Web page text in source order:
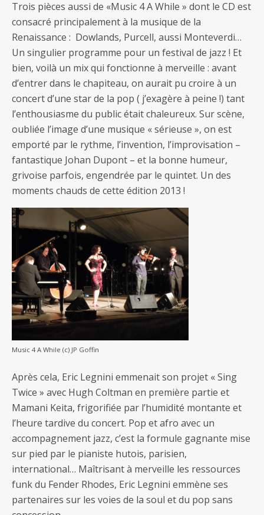
Trois pièces aussi de «Music 4 A While » dont le CD est
consacré principalement à la musique de la
Renaissance : Dowlands, Purcell, aussi Monteverdi…
Un singulier programme pour un festival de jazz ! Et
bien, voilà un mix qui fonctionne à merveille : avant
d’entrer dans le chapiteau, on aurait pu croire à un
concert d’une star de la pop ( j’exagère à peine !) tant
l’enthousiasme du public était chaleureux. Sur scène,
oubliée l’image d’une musique « sérieuse », on est
emporté par le rythme, l’invention, l’improvisation –
fantastique Johan Dupont – et la bonne humeur,
grivoise parfois, engendrée par le quintet. Un des
moments chauds de cette édition 2013 !
Music 4 A While (c) JP Goffin
Après cela, Eric Legnini emmenait son projet « Sing
Twice » avec Hugh Coltman en première partie et
Mamani Keita, frigorifiée par l’humidité montante et
l’heure tardive du concert. Pop et afro avec un
accompagnement jazz, c’est la formule gagnante mise
sur pied par le pianiste hutois, parisien,
international… Maîtrisant à merveille les ressources
funk du Fender Rhodes, Eric Legnini emmène ses
partenaires sur les voies de la soul et du pop sans